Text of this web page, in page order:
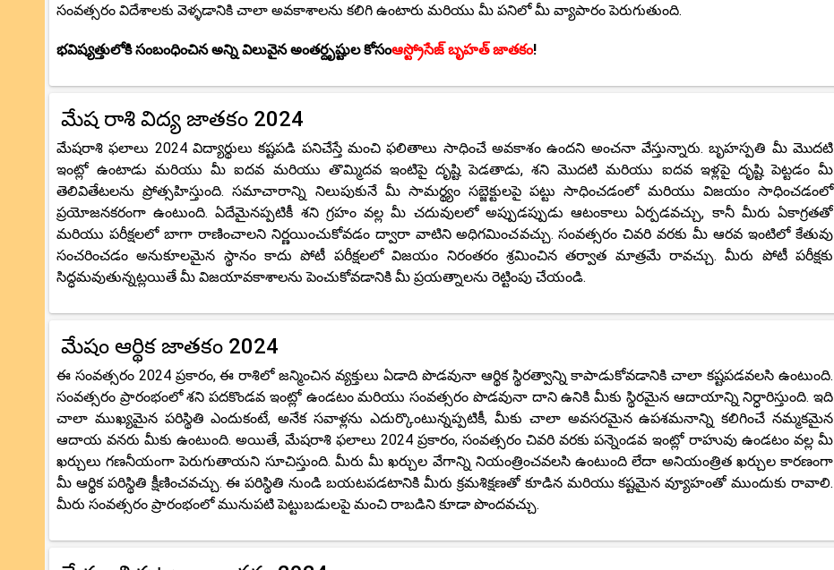
సంవత్సరం విదేశాలకు వెళ్ళడానికి చాలా అవకాశాలను కలిగి ఉంటారు మరియు మీ పనిలో మీ వ్యాపారం పెరుగుతుంది.
భవిష్యత్తులోకి సంబంధించిన అన్ని విలువైన అంతర్దృష్టుల కోసంఆస్ట్రోసేజ్ బృహత్ జాతకం!
మేష రాశి విద్య జాతకం 2024
మేషరాశి ఫలాలు 2024 విద్యార్థులు కష్టపడి పనిచేస్తే మంచి ఫలితాలు సాధించే అవకాశం ఉందని అంచనా వేస్తున్నారు. బృహస్పతి మీ మొదటి
ఇంట్లో ఉంటాడు మరియు మీ ఐదవ మరియు తొమ్మిదవ ఇంటిపై దృష్టి పెడతాడు, శని మొదటి మరియు ఐదవ ఇళ్లపై దృష్టి పెట్టడం మీ
తెలివితేటలను ప్రోత్సహిస్తుంది. సమాచారాన్ని నిలుపుకునే మీ సామర్థ్యం సబ్జెక్టులపై పట్టు సాధించడంలో మరియు విజయం సాధించడంలో
ప్రయోజనకరంగా ఉంటుంది. ఏదేమైనప్పటికీ శని గ్రహం వల్ల మీ చదువులలో అప్పుడప్పుడు ఆటంకాలు ఏర్పడవచ్చు, కానీ మీరు ఏకాగ్రతతో
మరియు పరీక్షలలో బాగా రాణించాలని నిర్ణయించుకోవడం ద్వారా వాటిని అధిగమించవచ్చు. సంవత్సరం చివరి వరకు మీ ఆరవ ఇంటిలో కేతువు
సంచరించడం అనుకూలమైన స్థానం కాదు పోటీ పరీక్షలలో విజయం నిరంతరం శ్రమించిన తర్వాత మాత్రమే రావచ్చు. మీరు పోటీ పరీక్షకు
సిద్ధమవుతున్నట్లయితే మీ విజయావకాశాలను పెంచుకోవడానికి మీ ప్రయత్నాలను రెట్టింపు చేయండి.
మేషం ఆర్థిక జాతకం 2024
ఈ సంవత్సరం 2024 ప్రకారం, ఈ రాశిలో జన్మించిన వ్యక్తులు ఏడాది పొడవునా ఆర్థిక స్థిరత్వాన్ని కాపాడుకోవడానికి చాలా కష్టపడవలసి ఉంటుంది.
సంవత్సరం ప్రారంభంలో శని పదకొండవ ఇంట్లో ఉండటం మరియు సంవత్సరం పొడవునా దాని ఉనికి మీకు స్థిరమైన ఆదాయాన్ని నిర్ధారిస్తుంది. ఇది
చాలా ముఖ్యమైన పరిస్థితి ఎందుకంటే, అనేక సవాళ్లను ఎదుర్కొంటున్నప్పటికీ, మీకు చాలా అవసరమైన ఉపశమనాన్ని కలిగించే నమ్మకమైన
ఆదాయ వనరు మీకు ఉంటుంది. అయితే, మేషరాశి ఫలాలు 2024 ప్రకారం, సంవత్సరం చివరి వరకు పన్నెండవ ఇంట్లో రాహువు ఉండటం వల్ల మీ
ఖర్చులు గణనీయంగా పెరుగుతాయని సూచిస్తుంది. మీరు మీ ఖర్చుల వేగాన్ని నియంత్రించవలసి ఉంటుంది లేదా అనియంత్రిత ఖర్చుల కారణంగా
మీ ఆర్థిక పరిస్థితి క్షీణించవచ్చు. ఈ పరిస్థితి నుండి బయటపడటానికి మీరు క్రమశిక్షణతో కూడిన మరియు కష్టమైన వ్యూహంతో ముందుకు రావాలి.
మీరు సంవత్సరం ప్రారంభంలో మునుపటి పెట్టుబడులపై మంచి రాబడిని కూడా పొందవచ్చు.